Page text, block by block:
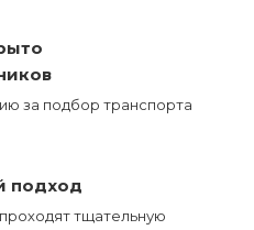
за подбор транспорта
подход
тщательную